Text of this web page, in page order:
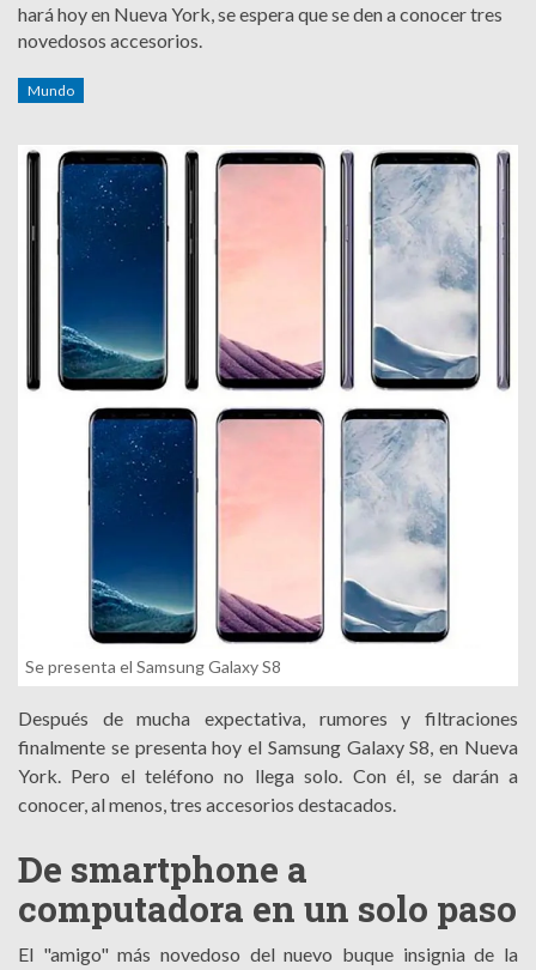
hará hoy en Nueva York, se espera que se den a conocer tres
novedosos accesorios.
Mundo
Se presenta el Samsung Galaxy S8
Después de mucha expectativa, rumores y filtraciones
finalmente se presenta hoy el Samsung Galaxy S8, en Nueva
York. Pero el teléfono no llega solo. Con él, se darán a
conocer, al menos, tres accesorios destacados.
De smartphone a
computadora en un solo paso
El "amigo" más novedoso del nuevo buque insignia de la